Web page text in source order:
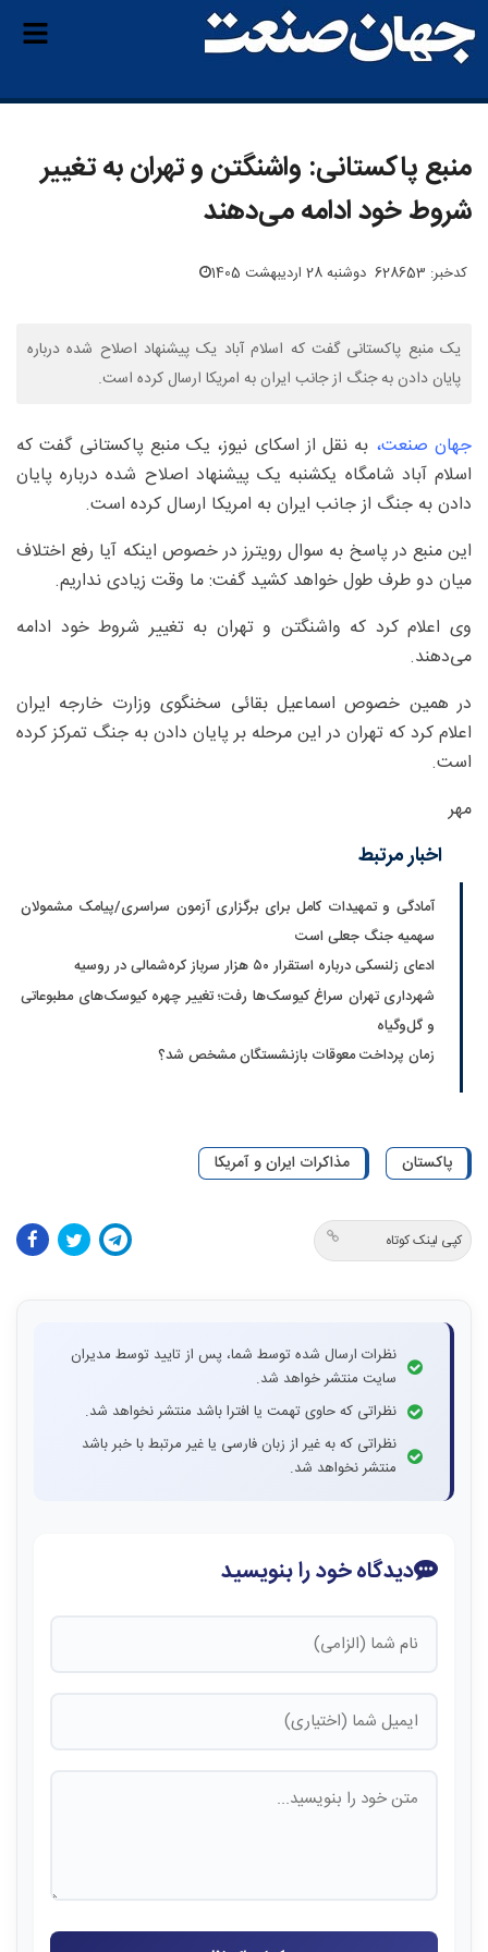
منبع پاکستانی: واشنگتن و تهران به تغییر
شروط خود ادامه می‌دهند
کدخبر: 628653 دوشنبه 28 اردیبهشت 1405
یک منبع پاکستانی گفت که اسلام آباد یک پیشنهاد اصلاح شده درباره
پایان دادن به جنگ از جانب ایران به امریکا ارسال کرده است.
جهان صنعت، به نقل از اسکای نیوز، یک منبع پاکستانی گفت که
اسلام آباد شامگاه یکشنبه یک پیشنهاد اصلاح شده درباره پایان
دادن به جنگ از جانب ایران به امریکا ارسال کرده است.
این منبع در پاسخ به سوال رویترز در خصوص اینکه آیا رفع اختلاف
میان دو طرف طول خواهد کشید گفت: ما وقت زیادی نداریم.
وی اعلام کرد که واشنگتن و تهران به تغییر شروط خود ادامه
می‌دهند.
در همین خصوص اسماعیل بقائی سخنگوی وزارت خارجه ایران
اعلام کرد که تهران در این مرحله بر پایان دادن به جنگ تمرکز کرده
است.
مهر
اخبار مرتبط
آمادگی و تمهیدات کامل برای برگزاری آزمون سراسری/پیامک مشمولان
سهمیه جنگ جعلی است
ادعای زلنسکی درباره استقرار ۵۰ هزار سرباز کره‌شمالی در روسیه
شهرداری تهران سراغ کیوسک‌ها رفت؛ تغییر چهره کیوسک‌های مطبوعاتی
و گل‌وگیاه
زمان پرداخت معوقات بازنشستگان مشخص شد؟
پاکستان مذاکرات ایران و آمریکا
کپی لینک کوتاه
نظرات ارسال شده توسط شما، پس از تایید توسط مدیران
سایت منتشر خواهد شد.
نظراتی که حاوی تهمت یا افترا باشد منتشر نخواهد شد.
نظراتی که به غیر از زبان فارسی یا غیر مرتبط با خبر باشد
منتشر نخواهد شد.
دیدگاه خود را بنویسید